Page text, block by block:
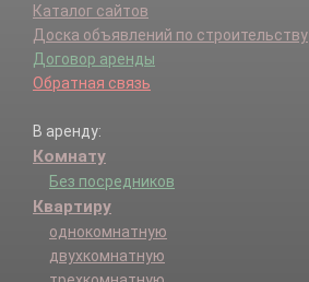
Каталог сайтов
Доска объявлений по строительству
Договор аренды
Обратная связь
В аренду:
Комнату
Без посредников
Квартиру
однокомнатную
двухкомнатную